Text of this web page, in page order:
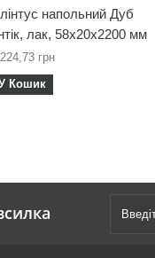
напольний Дуб
лак, 58х20х2200 мм
грн
Кошик